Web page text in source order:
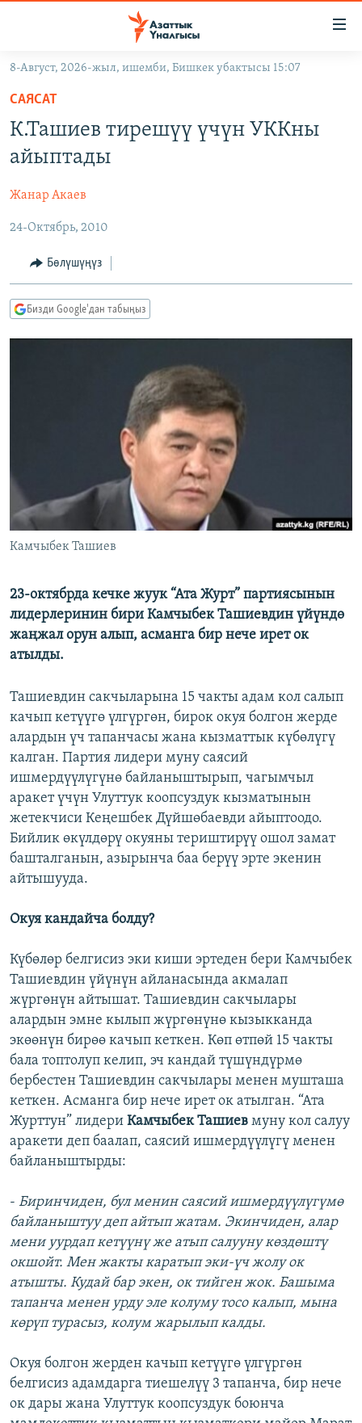
Навигацияга
өтүңүз
Издөөгө
салыңыз
ЭКОНОМИКА
МАДАНИЯТ
БОРБОР АЗИЯ
АТАЙЫН ИЛИКТӨӨ
ТВ ПРОГРАММАЛАР
БҮГҮН АЗАТТЫКТА
БИЗ ЖАНА ДҮЙНӨ
ЫҢГАЙСЫЗ СУРООЛОР
ПОДКАСТ
ӨЗГӨЧӨ ПИКИР
ЭЕ/АРнун бардык сайттары
8-Август, 2026-жыл, ишемби, Бишкек убактысы 15:07
САЯСАТ
К.Ташиев тирешүү үчүн УККны
айыптады
Жанар Акаев
24-Октябрь, 2010
Бөлүшүңүз
Бизди Google'дан табыңыз
Камчыбек Ташиев
23-октябрда кечке жуук “Ата Журт” партиясынын
лидерлеринин бири Камчыбек Ташиевдин үйүндө
жаңжал орун алып, асманга бир нече ирет ок
атылды.
Ташиевдин сакчыларына 15 чакты адам кол салып
качып кетүүгө үлгүргөн, бирок окуя болгон жерде
алардын үч тапанчасы жана кызматтык күбөлүгү
калган. Партия лидери муну саясий
ишмердүүлүгүнө байланыштырып, чагымчыл
аракет үчүн Улуттук коопсуздук кызматынын
жетекчиси Кеңешбек Дүйшөбаевди айыптоодо.
Бийлик өкүлдөрү окуяны териштирүү ошол замат
башталганын, азырынча баа берүү эрте экенин
айтышууда.
Окуя кандайча болду?
Күбөлөр белгисиз эки киши эртеден бери Камчыбек
Ташиевдин үйүнүн айланасында акмалап
жүргөнүн айтышат. Ташиевдин сакчылары
алардын эмне кылып жүргөнүнө кызыкканда
экөөнүн бирөө качып кеткен. Көп өтпөй 15 чакты
бала топтолуп келип, эч кандай түшүндүрмө
бербестен Ташиевдин сакчылары менен мушташа
кеткен. Асманга бир нече ирет ок атылган. “Ата
Журттун” лидери Камчыбек Ташиев муну кол салуу
аракети деп баалап, саясий ишмердүүлүгү менен
байланыштырды:
- Биринчиден, бул менин саясий ишмердүүлүгүмө
байланыштуу деп айтып жатам. Экинчиден, алар
мени уурдап кетүүнү же атып салууну көздөштү
окшойт. Мен жакты каратып эки-үч жолу ок
атышты. Кудай бар экен, ок тийген жок. Башыма
тапанча менен урду эле колуму тосо калып, мына
көрүп турасыз, колум жарылып калды.
Окуя болгон жерден качып кетүүгө үлгүргөн
белгисиз адамдарга тиешелүү 3 тапанча, бир нече
ок дары жана Улуттук коопсуздук боюнча